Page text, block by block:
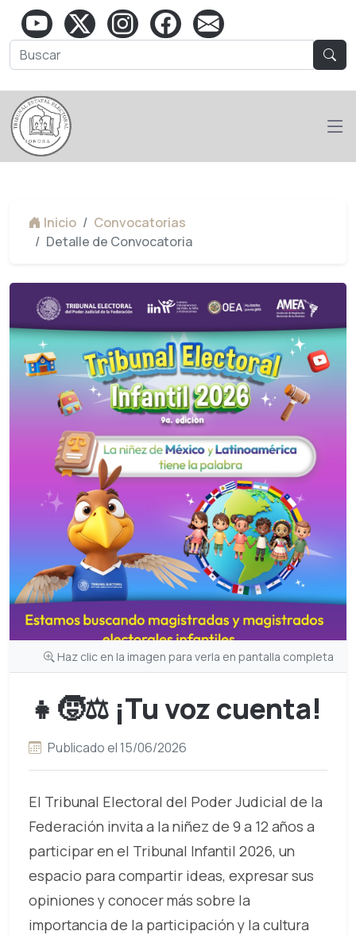
Inicio
Convocatorias
Detalle de Convocatoria
Haz clic en la imagen para verla en pantalla completa
👧🧒⚖️ ¡Tu voz cuenta!
Publicado el 15/06/2026
El Tribunal Electoral del Poder Judicial de la
Federación invita a la niñez de 9 a 12 años a
participar en el Tribunal Infantil 2026, un
espacio para compartir ideas, expresar sus
opiniones y conocer más sobre la
importancia de la participación y la cultura